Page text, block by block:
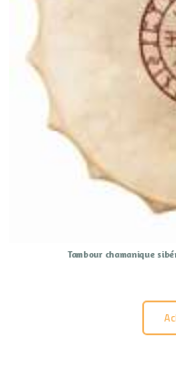
Tambour chamanique